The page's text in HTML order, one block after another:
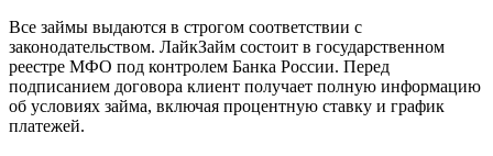
Все займы выдаются в строгом соответствии с
законодательством. ЛайкЗайм состоит в государственном
реестре МФО под контролем Банка России. Перед
подписанием договора клиент получает полную информацию
об условиях займа, включая процентную ставку и график
платежей.